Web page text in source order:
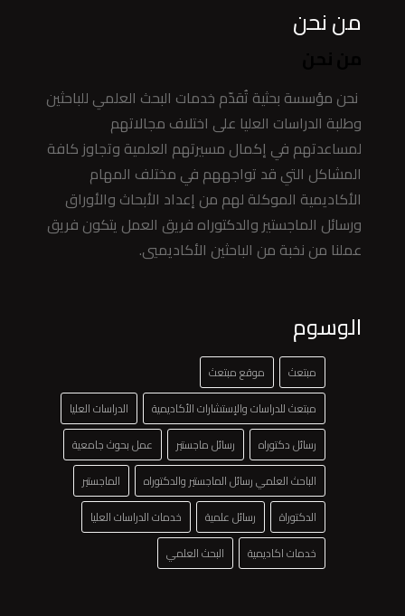
من نحن
نحن مؤسسة بحثية تُقدّم خدمات البحث العلمي للباحثين
وطلبة الدراسات العليا على اختلاف مجالاتهم
لمساعدتهم في إكمال مسيرتهم العلمية وتجاوز كافة
المشاكل التي قد تواجههم في مختلف المهام
الأكاديمية الموكلة لهم من إعداد الأبحاث والأوراق
ورسائل الماجستير والدكتوراه فريق العمل يتكون فريق
عملنا من نخبة من الباحثين الأكاديميي.
الوسوم
مبتعث
موقع مبتعث
مبتعث للدراسات والإستشارات الأكاديمية
الدراسات العليا
رسائل دكتوراه
رسائل ماجستير
عمل بحوث جامعية
الباحث العلمي رسائل الماجستير والدكتوراه
الماجستير
الدكتوراة
رسائل علمية
خدمات الدراسات العليا
خدمات اكاديمية
البحث العلمي